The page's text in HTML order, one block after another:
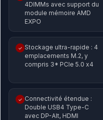
4DIMMs avec support du
module mémoire AMD
EXPO
✓ Stockage ultra-rapide : 4
emplacements M.2, y
compris 3* PCIe 5.0 x4
✓ Connectivité étendue :
Double USB4 Type-C
avec DP-Alt, HDMI